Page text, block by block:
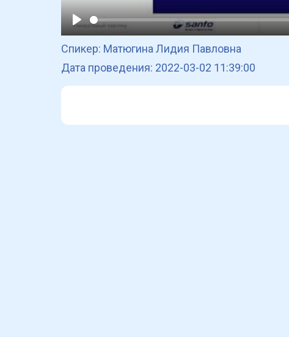
Play
Спикер: Матюгина Лидия Павловна
Дата проведения: 2022-03-02 11:39:00